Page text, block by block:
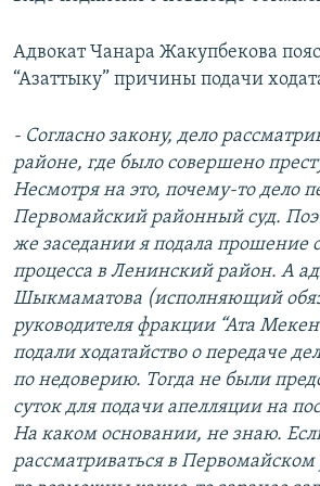
Адвокат Чанара Жакупбекова
“Азаттыку” причины подачи
- Согласно закону, дело
районе, где было совершено
Несмотря на это, почему-то дело
Первомайский районный суд.
же заседании я подала прошение
процесса в Ленинский район. А
Шыкмаматова (исполняющий
руководителя фракции “Ата
подали ходатайство о передаче
по недоверию. Тогда не были
суток для подачи апелляции на
На каком основании, не знаю.
рассматриваться в